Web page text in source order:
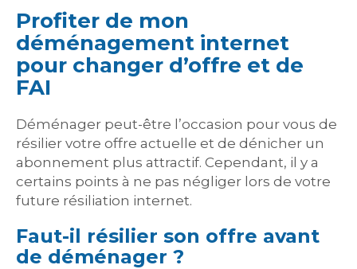
Profiter de mon
déménagement internet
pour changer d’offre et de
FAI
Déménager peut-être l’occasion pour vous de
résilier votre offre actuelle et de dénicher un
abonnement plus attractif. Cependant, il y a
certains points à ne pas négliger lors de votre
future résiliation internet.
Faut-il résilier son offre avant
de déménager ?